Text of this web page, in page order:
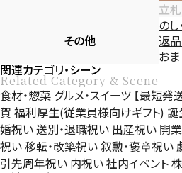
立札
の
その他
返
お
関連カテゴリ・シーン
Related Category & Scene
食材・惣菜 グルメ・スイーツ 【最短発
賀 福利厚生(従業員様向けギフト) 誕
婚祝い送別・退職祝い 出産祝い 開
祝い移転・改築祝い叙勲・褒章祝い
引先周年祝い 内祝い社内イベント